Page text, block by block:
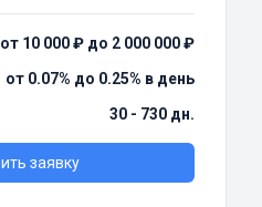
от 10 000 ₽ до 2 000 000 ₽
от 0.07% до 0.25% в день
30 - 730 дн.
заявку